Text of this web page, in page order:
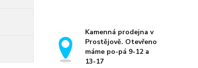
Kamenná prodejna v
Prostějově. Otevřeno
máme po-pá 9-12 a
13-17